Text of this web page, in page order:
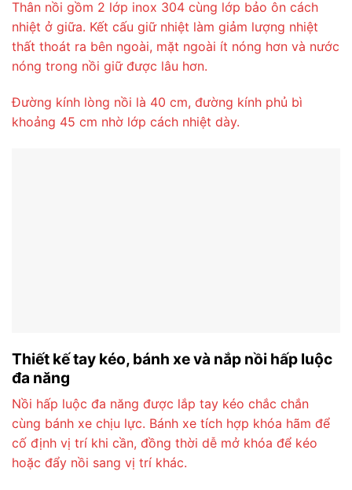
Thân nồi gồm 2 lớp inox 304 cùng lớp bảo ôn cách
nhiệt ở giữa. Kết cấu giữ nhiệt làm giảm lượng nhiệt
thất thoát ra bên ngoài, mặt ngoài ít nóng hơn và nước
nóng trong nồi giữ được lâu hơn.
Đường kính lòng nồi là 40 cm, đường kính phủ bì
khoảng 45 cm nhờ lớp cách nhiệt dày.
Thiết kế tay kéo, bánh xe và nắp nồi hấp luộc
đa năng
Nồi hấp luộc đa năng được lắp tay kéo chắc chắn
cùng bánh xe chịu lực. Bánh xe tích hợp khóa hãm để
cố định vị trí khi cần, đồng thời dễ mở khóa để kéo
hoặc đẩy nồi sang vị trí khác.